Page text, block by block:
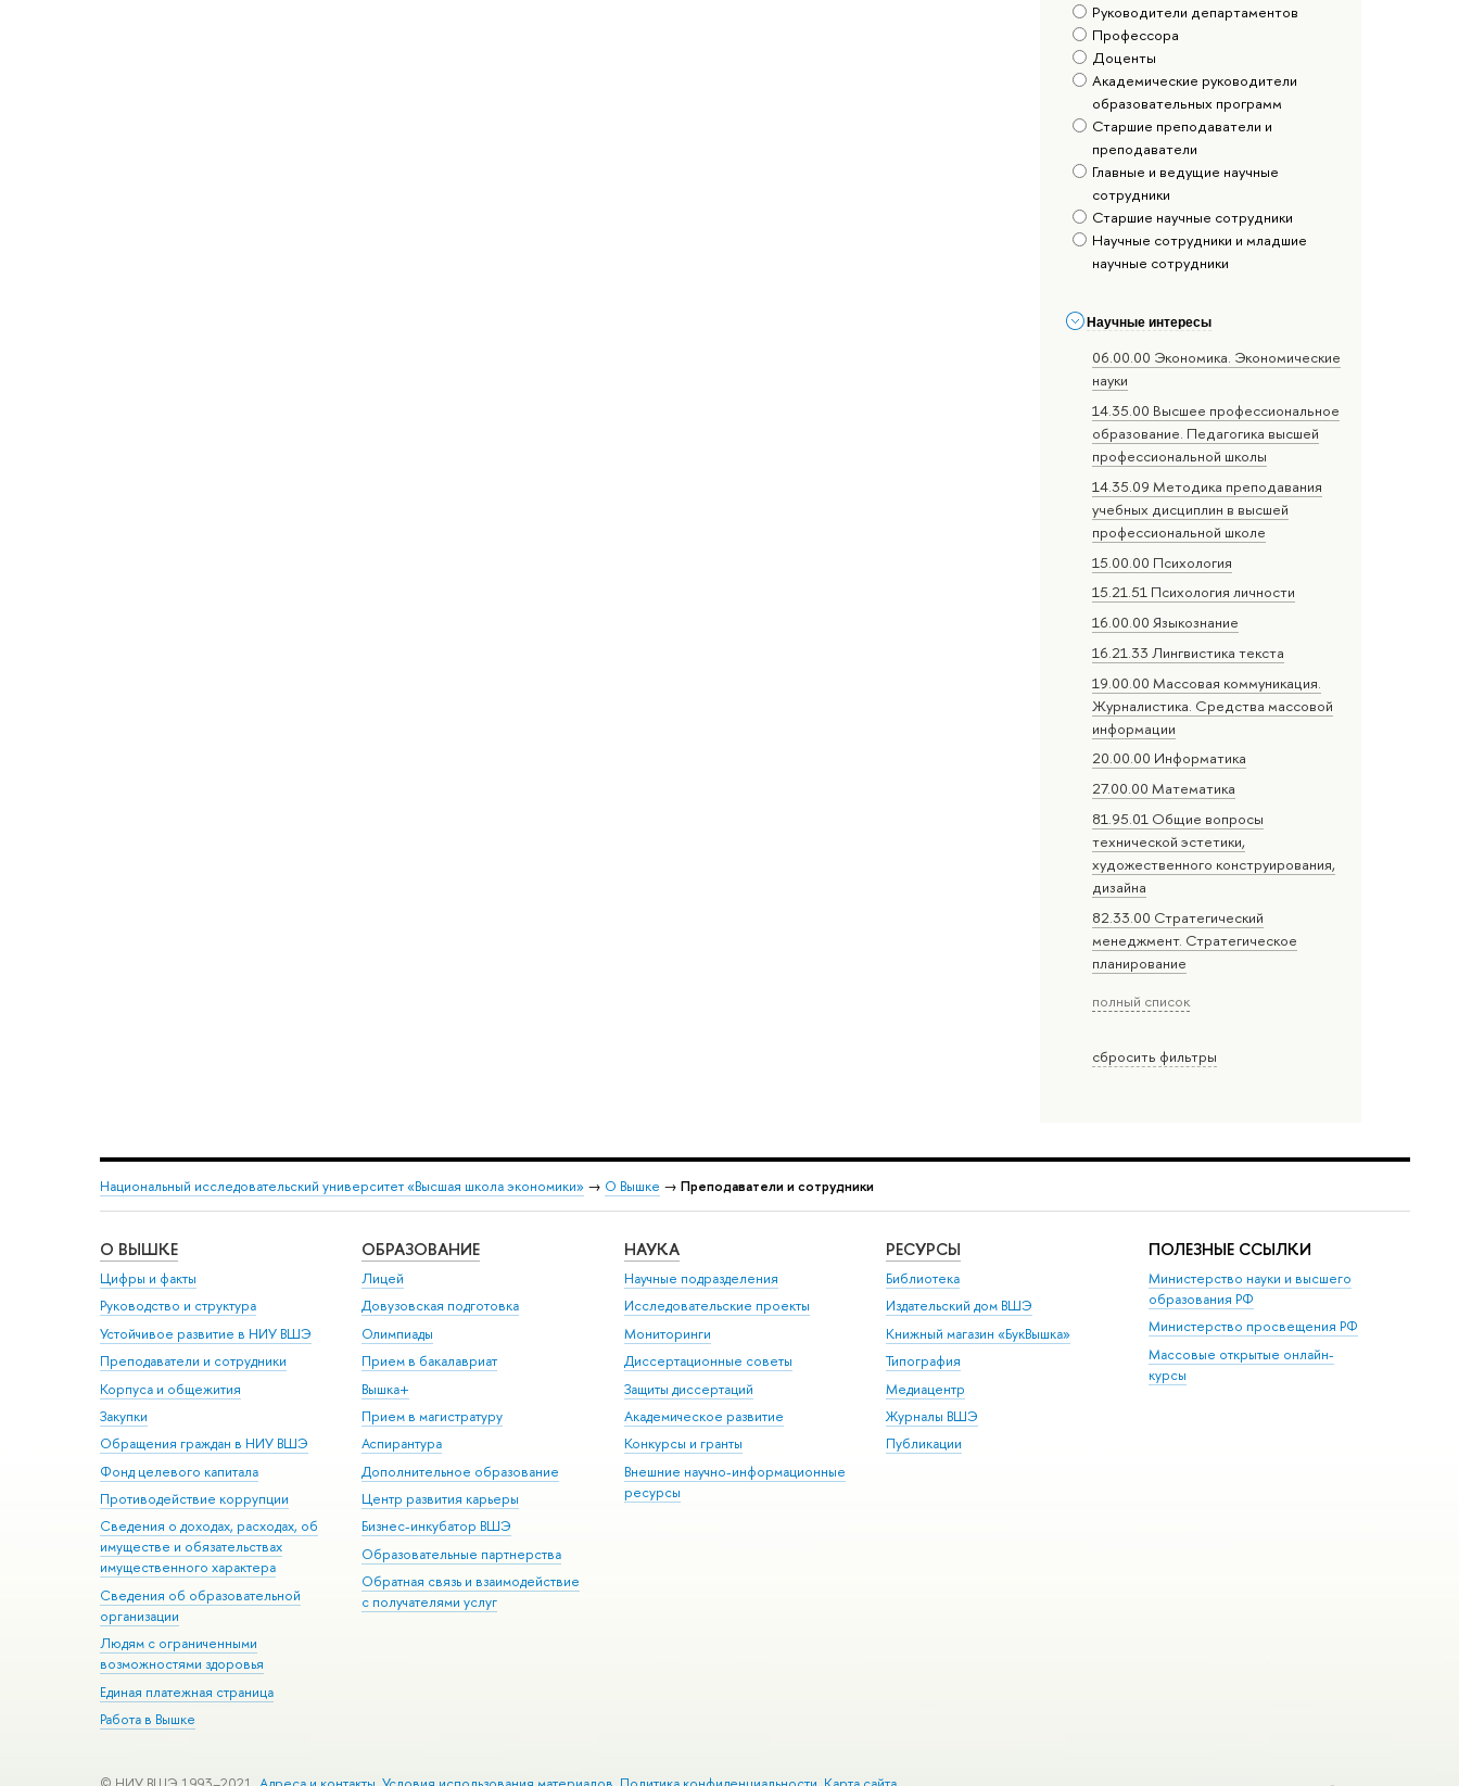
Руководители департаментов
Профессора
Доценты
Академические руководители
образовательных программ
Старшие преподаватели и
преподаватели
Главные и ведущие научные
сотрудники
Старшие научные сотрудники
Научные сотрудники и младшие
научные сотрудники
Научные интересы
06.00.00 Экономика. Экономические
науки
14.35.00 Высшее профессиональное
образование. Педагогика высшей
профессиональной школы
14.35.09 Методика преподавания
учебных дисциплин в высшей
профессиональной школе
15.00.00 Психология
15.21.51 Психология личности
16.00.00 Языкознание
16.21.33 Лингвистика текста
19.00.00 Массовая коммуникация.
Журналистика. Средства массовой
информации
20.00.00 Информатика
27.00.00 Математика
81.95.01 Общие вопросы
технической эстетики,
художественного конструирования,
дизайна
82.33.00 Стратегический
менеджмент. Стратегическое
планирование
полный список
сбросить фильтры
Национальный исследовательский университет «Высшая школа экономики» → О Вышке → Преподаватели и сотрудники
О ВЫШКЕ
Цифры и факты
Руководство и структура
Устойчивое развитие в НИУ ВШЭ
Преподаватели и сотрудники
Корпуса и общежития
Закупки
Обращения граждан в НИУ ВШЭ
Фонд целевого капитала
Противодействие коррупции
Сведения о доходах, расходах, об
имуществе и обязательствах
имущественного характера
Сведения об образовательной
организации
Людям с ограниченными
возможностями здоровья
Единая платежная страница
Работа в Вышке
ОБРАЗОВАНИЕ
Лицей
Довузовская подготовка
Олимпиады
Прием в бакалавриат
Вышка+
Прием в магистратуру
Аспирантура
Дополнительное образование
Центр развития карьеры
Бизнес-инкубатор ВШЭ
Образовательные партнерства
Обратная связь и взаимодействие
с получателями услуг
НАУКА
Научные подразделения
Исследовательские проекты
Мониторинги
Диссертационные советы
Защиты диссертаций
Академическое развитие
Конкурсы и гранты
Внешние научно-информационные
ресурсы
РЕСУРСЫ
Библиотека
Издательский дом ВШЭ
Книжный магазин «БукВышка»
Типография
Медиацентр
Журналы ВШЭ
Публикации
ПОЛЕЗНЫЕ ССЫЛКИ
Министерство науки и высшего
образования РФ
Министерство просвещения РФ
Массовые открытые онлайн-
курсы